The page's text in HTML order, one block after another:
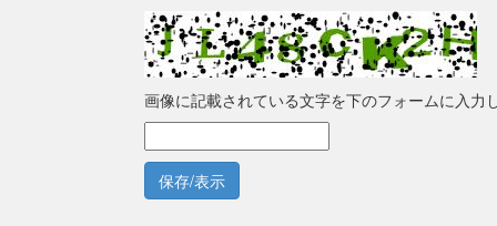
画像に記載されている文字を下のフォームに入力
保存/表示